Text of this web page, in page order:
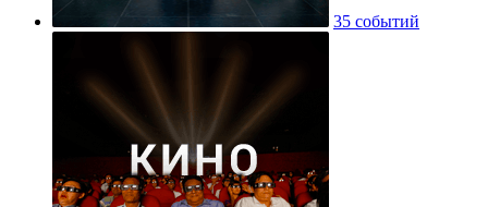
35 событий